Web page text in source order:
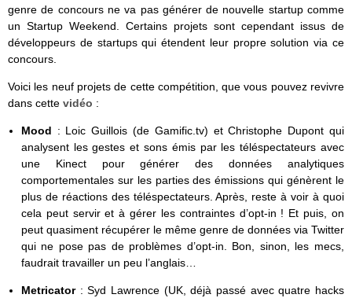
genre de concours ne va pas générer de nouvelle startup comme
un Startup Weekend. Certains projets sont cependant issus de
développeurs de startups qui étendent leur propre solution via ce
concours.
Voici les neuf projets de cette compétition, que vous pouvez revivre
dans cette vidéo :
Mood : Loic Guillois (de Gamific.tv) et Christophe Dupont qui
analysent les gestes et sons émis par les téléspectateurs avec
une Kinect pour générer des données analytiques
comportementales sur les parties des émissions qui génèrent le
plus de réactions des téléspectateurs. Après, reste à voir à quoi
cela peut servir et à gérer les contraintes d’opt-in ! Et puis, on
peut quasiment récupérer le même genre de données via Twitter
qui ne pose pas de problèmes d’opt-in. Bon, sinon, les mecs,
faudrait travailler un peu l’anglais…
Metricator : Syd Lawrence (UK, déjà passé avec quatre hacks